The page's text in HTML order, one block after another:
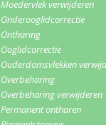
Moedervlek verwijderen
Onderooglidcorrectie
Ontharing
Ooglidcorrectie
Ouderdomsvlekken
Overbeharing
Overbeharing verwijderen
Permanent ontharen